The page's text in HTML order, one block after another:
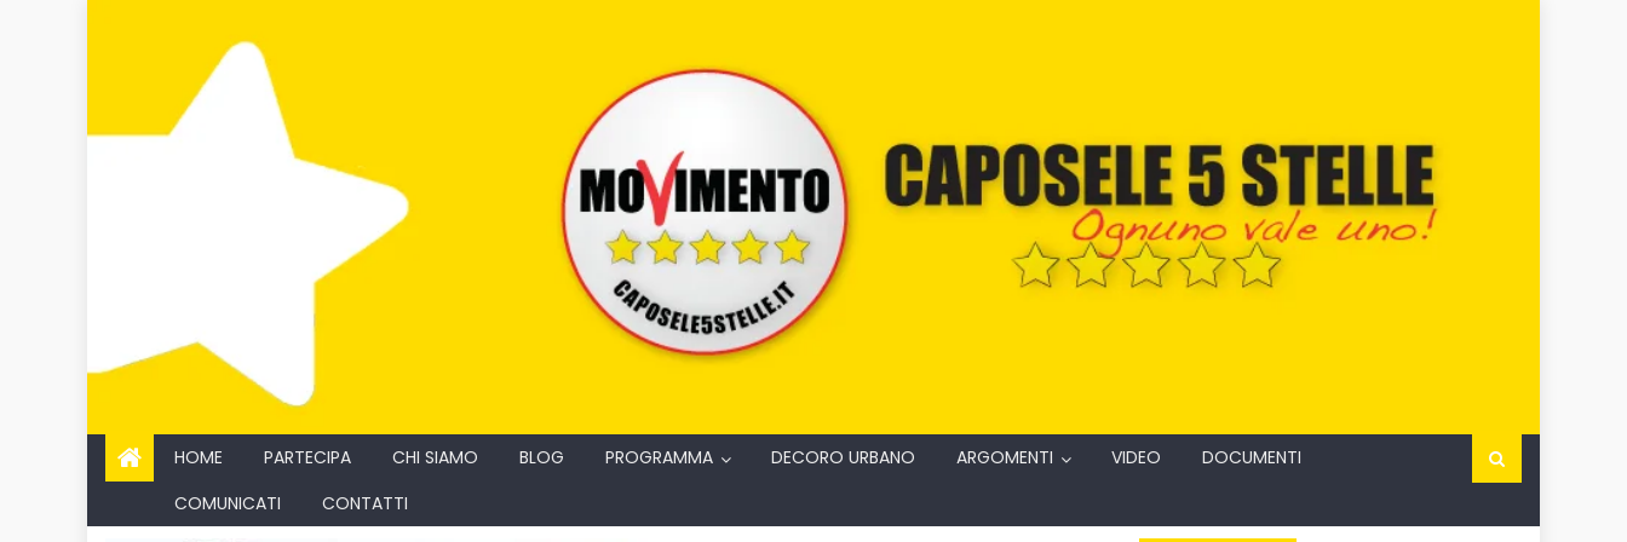
HOME PARTECIPA CHI SIAMO BLOG PROGRAMMA DECORO URBANO ARGOMENTI VIDEO
DOCUMENTI
COMUNICATI
CONTATTI